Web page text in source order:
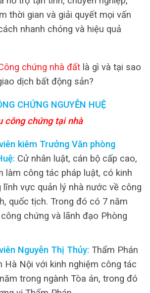
thời gian và giải quyết mọi vấn
nhanh chóng và hiệu quả
chứng nhà đất là gì và tại sao
dịch bất động sản?
CHỨNG NGUYỄN HUỆ
công chứng tại nhà
kiêm Trưởng Văn phòng
Cử nhân luật, cán bộ cấp cao,
làm công tác pháp luật, có kinh
lĩnh vực quản lý nhà nước về công
quốc tịch. Trong đó có 7 năm
chứng và lãnh đạo Phòng
Nguyễn Thị Thủy: Thẩm Phán
Hà Nội với kinh nghiệm công tác
trong ngành Tòa án, trong đó